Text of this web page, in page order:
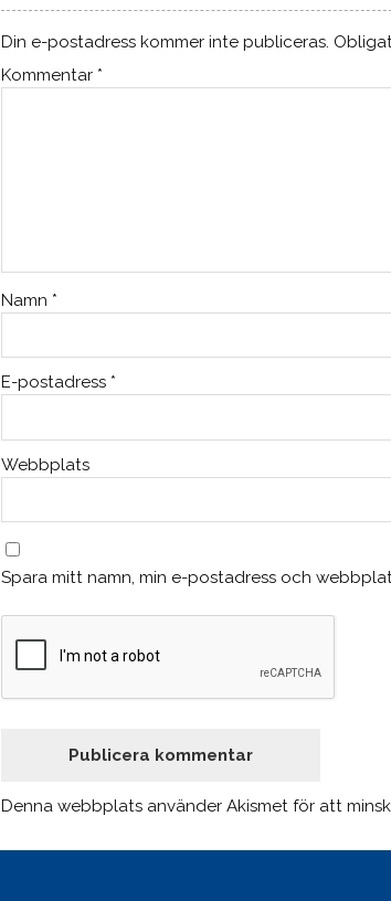
Din e-postadress kommer inte publiceras.
Kommentar *
Namn *
E-postadress *
Webbplats
Spara mitt namn, min e-postadress och
Denna webbplats använder Akismet för att